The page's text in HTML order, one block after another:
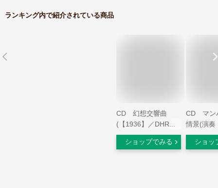
ランキング内で紹介されている商品
CD 幻想交響曲
(【1936】／DHR11-
002-3／44000918／
吹奏楽／演奏：ベル
ショップでみる
CD マン
情景(演奏
ー・ギィ
楽団／指
ショッ